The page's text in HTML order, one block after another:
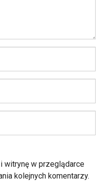
witrynę w przeglądarce
kolejnych komentarzy.